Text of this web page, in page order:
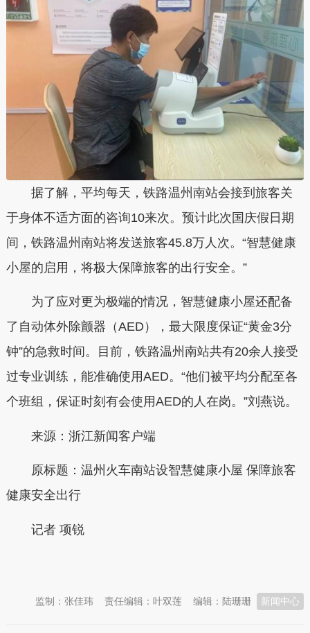
据了解，平均每天，铁路温州南站会接到旅客关
于身体不适方面的咨询10来次。预计此次国庆假日期
间，铁路温州南站将发送旅客45.8万人次。“智慧健康
小屋的启用，将极大保障旅客的出行安全。”
为了应对更为极端的情况，智慧健康小屋还配备
了自动体外除颤器（AED），最大限度保证“黄金3分
钟”的急救时间。目前，铁路温州南站共有20余人接受
过专业训练，能准确使用AED。“他们被平均分配至各
个班组，保证时刻有会使用AED的人在岗。”刘燕说。
来源：浙江新闻客户端
原标题：温州火车南站设智慧健康小屋 保障旅客
健康安全出行
记者 项锐
新闻中心
编辑：陆珊珊
责任编辑：叶双莲
监制：张佳玮